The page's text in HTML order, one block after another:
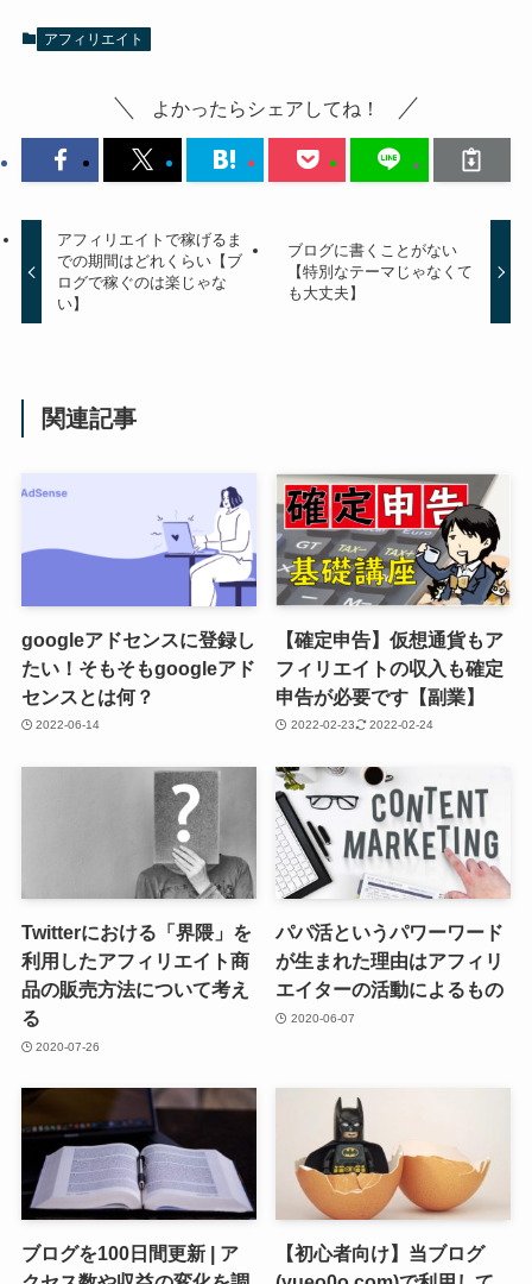
アフィリエイト
よかったらシェアしてね！
アフィリエイトで稼げるま
での期間はどれくらい【ブ
ログで稼ぐのは楽じゃな
い】
ブログに書くことがない
【特別なテーマじゃなくて
も大丈夫】
関連記事
googleアドセンスに登録し
たい！そもそもgoogleアド
センスとは何？
2022-06-14
【確定申告】仮想通貨もア
フィリエイトの収入も確定
申告が必要です【副業】
2022-02-23 2022-02-24
Twitterにおける「界隈」を
利用したアフィリエイト商
品の販売方法について考え
る
2020-07-26
パパ活というパワーワード
が生まれた理由はアフィリ
エイターの活動によるもの
2020-06-07
ブログを100日間更新 | ア
【初心者向け】当ブログ